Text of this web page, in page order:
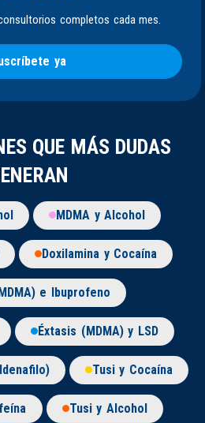
completos cada mes.
ya
QUE MÁS DUDAS
MDMA y Alcohol
Doxilamina y Cocaína
e Ibuprofeno
Éxtasis (MDMA) y LSD
Tusi y Cocaína
Tusi y Alcohol